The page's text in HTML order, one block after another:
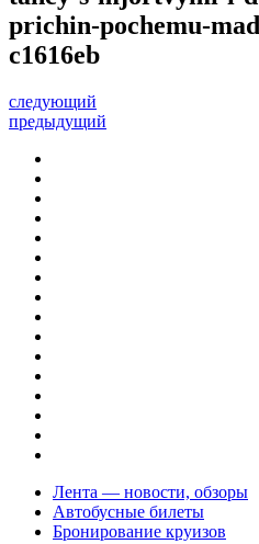
prichin-pochemu-
c1616eb
следующий
предыдущий
Лента — новости, обзоры
Автобусные билеты
Бронирование круизов